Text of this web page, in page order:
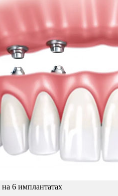
6 имплантатах